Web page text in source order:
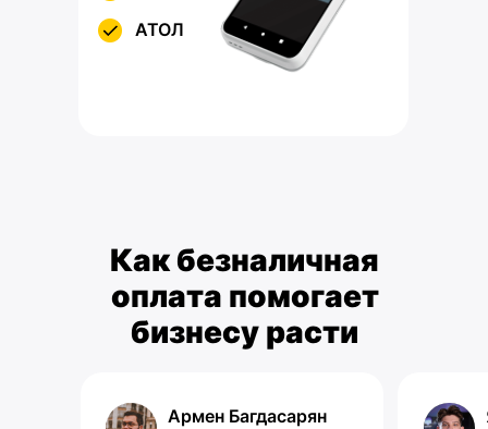
АТОЛ
Как безналичная
оплата помогает
бизнесу расти
Армен Багдасарян